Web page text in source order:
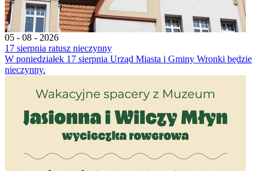
05 - 08 - 2026
17 sierpnia ratusz nieczynny
W poniedziałek 17 sierpnia Urząd Miasta i Gminy Wronki będzie
nieczynny.